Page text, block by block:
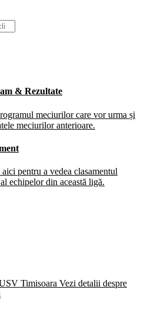
& Rezultate
meciurilor care vor urma și
meciurilor anterioare.
aici pentru a vedea clasamentul
echipelor din această ligă.
Timisoara Vezi detalii despre